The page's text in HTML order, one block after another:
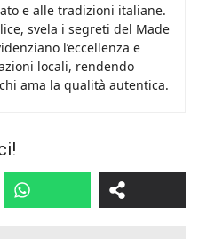
e alle tradizioni italiane.
svela i segreti del Made
l’eccellenza e
locali, rendendo
ama la qualità autentica.